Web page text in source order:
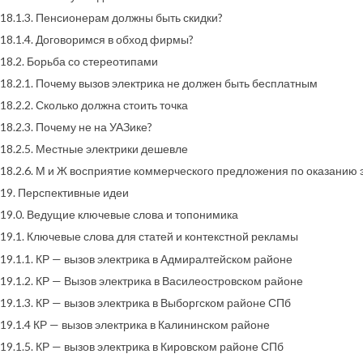
18.1.3. Пенсионерам должны быть скидки?
18.1.4. Договоримся в обход фирмы?
18.2. Борьба со стереотипами
18.2.1. Почему вызов электрика не должен быть бесплатным
18.2.2. Сколько должна стоить точка
18.2.3. Почему не на УАЗике?
18.2.5. Местные электрики дешевле
18.2.6. М и Ж восприятие коммерческого предложения по оказанию
19. Перспективные идеи
19.0. Ведущие ключевые слова и топонимика
19.1. Ключевые слова для статей и контекстной рекламы
19.1.1. КР — вызов электрика в Адмиралтейском районе
19.1.2. КР — Вызов электрика в Василеостровском районе
19.1.3. КР — вызов электрика в Выборгском районе СПб
19.1.4 КР — вызов электрика в Калининском районе
19.1.5. КР — вызов электрика в Кировском районе СПб